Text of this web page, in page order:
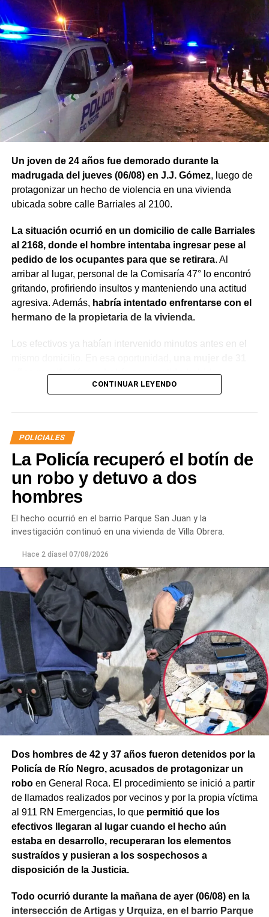
Un joven de 24 años fue demorado durante la
madrugada del jueves (06/08) en J.J. Gómez, luego de
protagonizar un hecho de violencia en una vivienda
ubicada sobre calle Barriales al 2100.
La situación ocurrió en un domicilio de calle Barriales
al 2168, donde el hombre intentaba ingresar pese al
pedido de los ocupantes para que se retirara. Al
arribar al lugar, personal de la Comisaría 47° lo encontró
gritando, profiriendo insultos y manteniendo una actitud
agresiva. Además, habría intentado enfrentarse con el
hermano de la propietaria de la vivienda.
Los efectivos ya habían intervenido minutos antes en el
años manifestó que había compartido bebidas
alcohólicas con el joven y que, en el marco de una
denuncia penal ni recibir asistencia médica y
únicamente solicitó que el joven se retirara del lugar
para evitar que el conflicto continuara.
Ante la persistencia de la conducta agresiva y el
efectivos, el hombre fue demorado con el objetivo de
mayor gravedad.
CONTINUAR LEYENDO
POLICIALES
La Policía recuperó el botín de
un robo y detuvo a dos
hombres
El hecho ocurrió en el barrio Parque San Juan y la
investigación continuó en una vivienda de Villa Obrera.
Hace 2 díasel 07/08/2026
Dos hombres de 42 y 37 años fueron detenidos por la
Policía de Río Negro, acusados de protagonizar un
roboen General Roca. El procedimiento se inició a partir
de llamados realizados por vecinos y por la propia víctima
al 911 RN Emergencias, lo que permitió que los
efectivos llegaran al lugar cuando el hecho aún
estaba en desarrollo, recuperaran los elementos
sustraídos y pusieran a los sospechosos a
disposición de la Justicia.
Todo ocurrió durante la mañana de ayer (06/08) en la
intersección de Artigas y Urquiza, en el barrio Parque